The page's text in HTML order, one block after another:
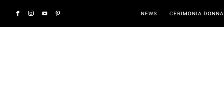
NEWS CERIMONIA DONNA